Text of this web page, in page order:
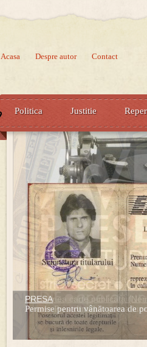
Acasa Despre autor Contact
Politica Justitie
PRESA
Permise pentru vânătoarea de
Prima mea carte publicata
Averea Presedintelui: prima